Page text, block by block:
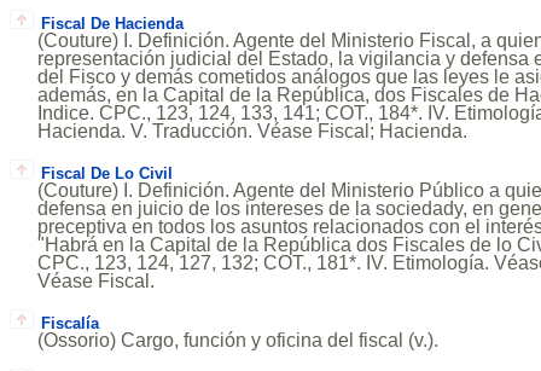
Fiscal De Hacienda
(Couture) I. Definición. Agente del Ministerio Fiscal, a
representación judicial del Estado, la vigilancia y defensa
del Fisco y demás cometidos análogos que las leyes le
además, en la Capital de la República, dos Fiscales de
Indice. CPC., 123, 124, 133, 141; COT., 184*. IV.
Hacienda. V. Traducción. Véase Fiscal; Hacienda.
Fiscal De Lo Civil
(Couture) I. Definición. Agente del Ministerio Público a
defensa en juicio de los intereses de la sociedady, en
preceptiva en todos los asuntos relacionados con el
"Habrá en la Capital de la República dos Fiscales de lo
CPC., 123, 124, 127, 132; COT., 181*. IV. Etimología.
Véase Fiscal.
Fiscalía
(Ossorio) Cargo, función y oficina del fiscal (v.).